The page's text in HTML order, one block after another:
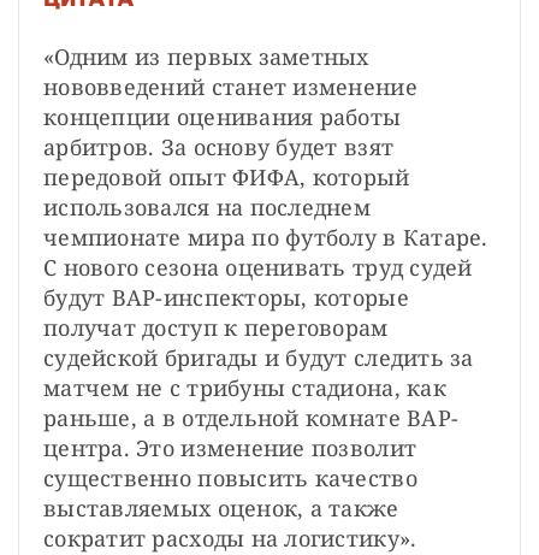
«Одним из первых заметных
нововведений станет изменение
концепции оценивания работы
арбитров. За основу будет взят
передовой опыт ФИФА, который
использовался на последнем
чемпионате мира по футболу в Катаре.
С нового сезона оценивать труд судей
будут ВАР-инспекторы, которые
получат доступ к переговорам
судейской бригады и будут следить за
матчем не с трибуны стадиона, как
раньше, а в отдельной комнате ВАР-
центра. Это изменение позволит
существенно повысить качество
выставляемых оценок, а также
сократит расходы на логистику».